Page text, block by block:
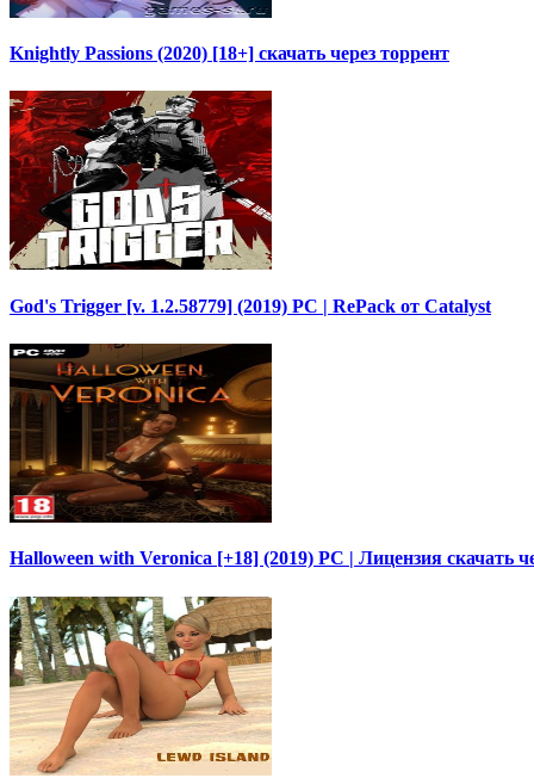
Knightly Passions (2020) [18+] скачать через торрент
God's Trigger [v. 1.2.58779] (2019) PC | RePack от Catalyst
Halloween with Veronica [+18] (2019) PC | Лицензия скачать